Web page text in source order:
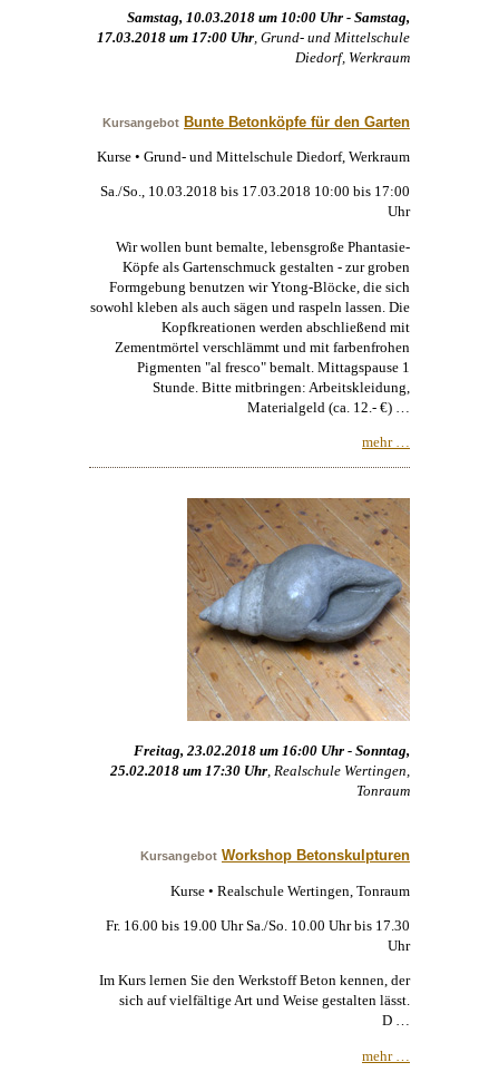
Samstag, 10.03.2018 um 10:00 Uhr - Samstag,
17.03.2018 um 17:00 Uhr , Grund- und Mittelschule
Diedorf, Werkraum
Kursangebot Bunte Betonköpfe für den Garten
Kurse • Grund- und Mittelschule Diedorf, Werkraum
Sa./So., 10.03.2018 bis 17.03.2018 10:00 bis 17:00
Uhr
Wir wollen bunt bemalte, lebensgroße Phantasie-
Köpfe als Gartenschmuck gestalten - zur groben
Formgebung benutzen wir Ytong-Blöcke, die sich
sowohl kleben als auch sägen und raspeln lassen. Die
Kopfkreationen werden abschließend mit
Zementmörtel verschlämmt und mit farbenfrohen
Pigmenten "al fresco" bemalt. Mittagspause 1
Stunde. Bitte mitbringen: Arbeitskleidung,
Materialgeld (ca. 12.- €) …
mehr …
Freitag, 23.02.2018 um 16:00 Uhr - Sonntag,
25.02.2018 um 17:30 Uhr, Realschule Wertingen,
Tonraum
Kursangebot Workshop Betonskulpturen
Kurse • Realschule Wertingen, Tonraum
Fr. 16.00 bis 19.00 Uhr Sa./So. 10.00 Uhr bis 17.30
Uhr
Im Kurs lernen Sie den Werkstoff Beton kennen, der
sich auf vielfältige Art und Weise gestalten lässt.
D …
mehr …